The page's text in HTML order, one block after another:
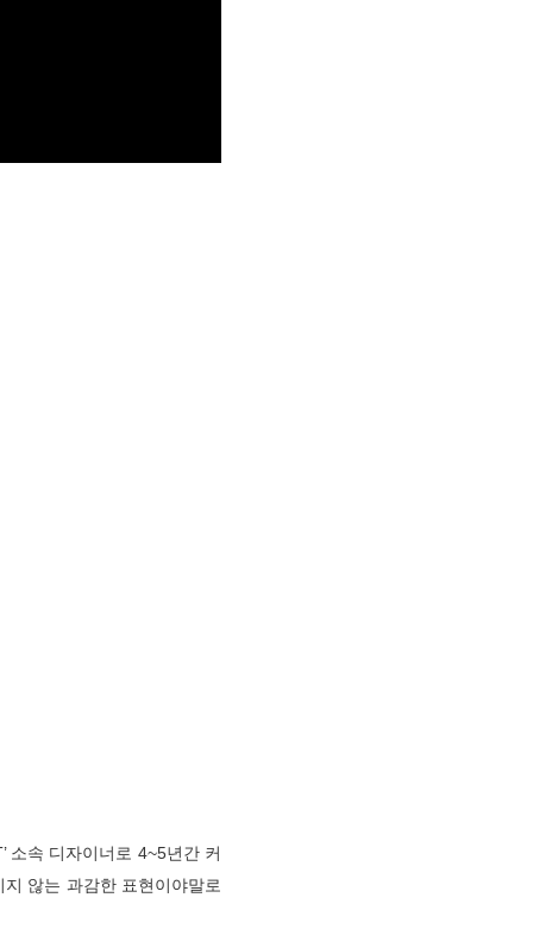
소속 디자이너로 4~5년간 커
않는 과감한 표현이야말로